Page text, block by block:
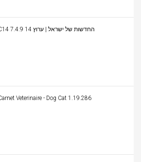
C14 החדשות של ישראל | ערוץ 14 7.4.9
Veterinaire - Dog Cat 1.19.286